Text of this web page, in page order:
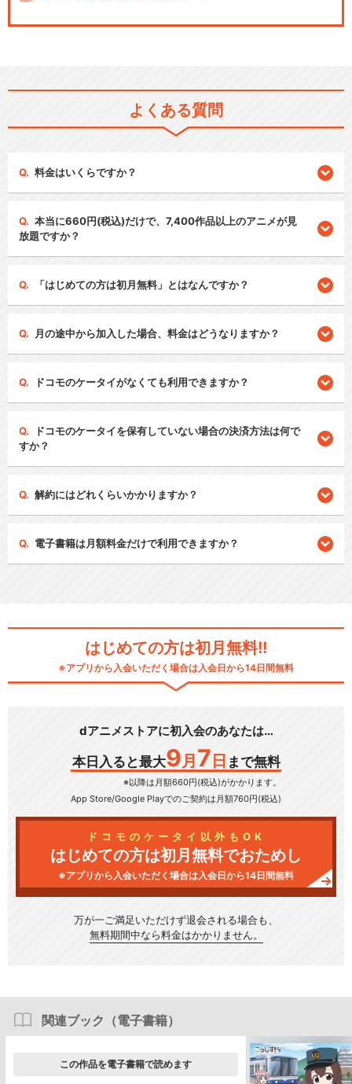
よくある質問
料金はいくらですか？
本当に660円(税込)だけで、7,400作品以上のアニメが見
放題ですか？
「はじめての方は初月無料」とはなんですか？
月の途中から加入した場合、料金はどうなりますか？
ドコモのケータイがなくても利用できますか？
ドコモのケータイを保有していない場合の決済方法は何で
すか？
解約にはどれくらいかかりますか？
電子書籍は月額料金だけで利用できますか？
はじめての方は初月無料!!
※アプリから入会いただく場合は入会日から14日間無料
dアニメストアに初入会のあなたは…
本日入ると最大9 月 7 日 まで無料
※以降は月額660円(税込)がかかります。
App Store/Google Playでのご契約は月額760円(税込)
ドコモのケータイ以外もOK
はじめての方は初月無料でおためし
※アプリから入会いただく場合は入会日から14日間無料
万が一ご満足いただけず退会される場合も、
無料期間中なら料金はかかりません。
関連ブック（電子書籍）
この作品を電子書籍で読めます